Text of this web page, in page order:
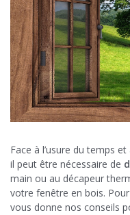
Face à l’usure du temps
il peut être nécessaire de
main ou au décapeur
votre fenêtre en bois.
vous donne nos conseils